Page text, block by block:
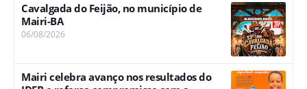
Cavalgada do Feijão, no município de
Mairi-BA
06/08/2026
Mairi celebra avanço nos resultados do